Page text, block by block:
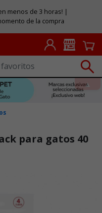
menos de 3 horas! |
de la compra
para gatos 40